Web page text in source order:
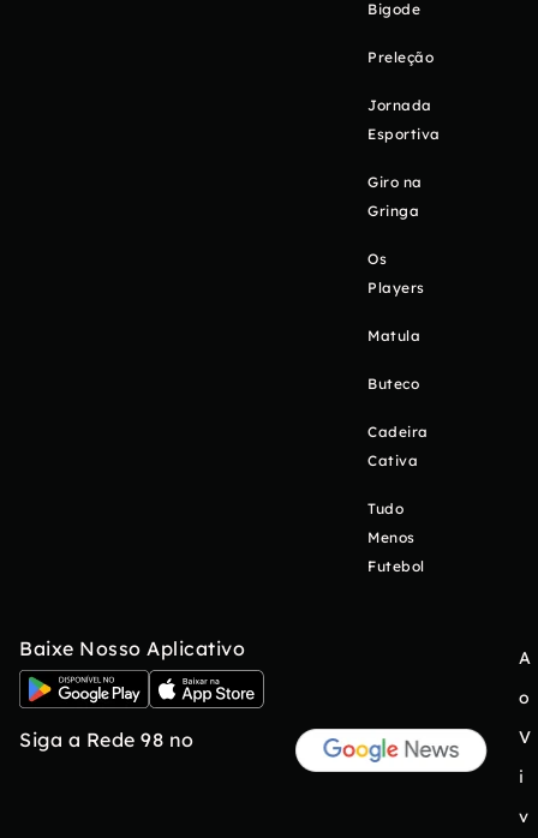
Bigode
Preleção
Jornada
Esportiva
Giro na
Gringa
Os
Players
Matula
Buteco
Cadeira
Cativa
Tudo
Menos
Futebol
Baixe Nosso Aplicativo
Siga a Rede 98 no
A
o
V
i
v